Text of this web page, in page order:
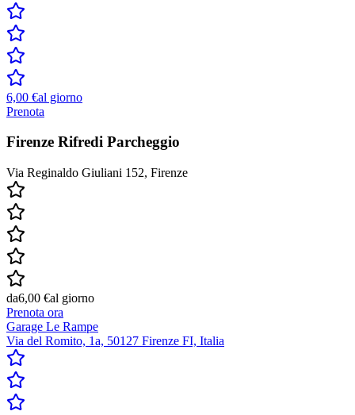
6,00 €al giorno
Prenota
Firenze Rifredi Parcheggio
Via Reginaldo Giuliani 152, Firenze
da6,00 €al giorno
Prenota ora
Garage Le Rampe
Via del Romito, 1a, 50127 Firenze FI, Italia